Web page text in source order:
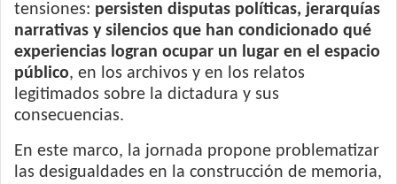
tensiones: persisten disputas políticas, jerarquías
narrativas y silencios que han condicionado qué
experiencias logran ocupar un lugar en el espacio
público, en los archivos y en los relatos
legitimados sobre la dictadura y sus
consecuencias.
En este marco, la jornada propone problematizar
las desigualdades en la construcción de memoria,